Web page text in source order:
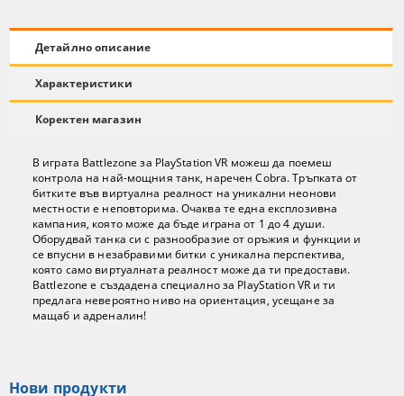
Детайлно описание
Характеристики
Коректен магазин
В играта Battlezone за PlayStation VR можеш да поемеш
контрола на най-мощния танк, наречен Cobra. Тръпката от
битките във виртуална реалност на уникални неонови
местности е неповторима. Очаква те една експлозивна
кампания, която може да бъде играна от 1 до 4 души.
Оборудвай танка си с разнообразие от оръжия и функции и
се впусни в незабравими битки с уникална перспектива,
която само виртуалната реалност може да ти предостави.
Battlezone е създадена специално за PlayStation VR и ти
предлага невероятно ниво на ориентация, усещане за
мащаб и адреналин!
Нови продукти